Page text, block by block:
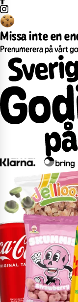
Missa inte en
Prenumerera på vårt